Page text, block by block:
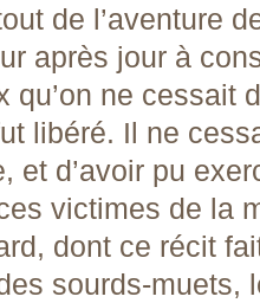
de l’aventure
après jour à
qu’on ne cessait
libéré. Il ne
et d’avoir pu
victimes de la
dont ce récit
sourds-muets,